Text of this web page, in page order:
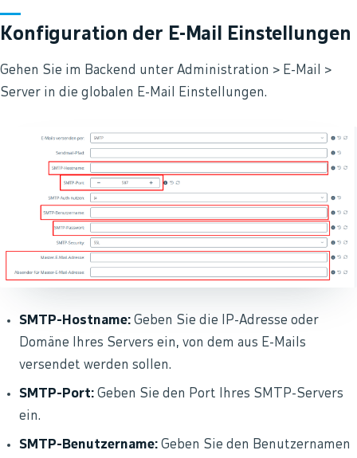
Konfiguration der E-Mail Einstellungen
Gehen Sie im Backend unter Administration > E-Mail >
Server in die globalen E-Mail Einstellungen.
SMTP-Hostname: Geben Sie die IP-Adresse oder
Domäne Ihres Servers ein, von dem aus E-Mails
versendet werden sollen.
SMTP-Port: Geben Sie den Port Ihres SMTP-Servers
ein.
SMTP-Benutzername: Geben Sie den Benutzernamen